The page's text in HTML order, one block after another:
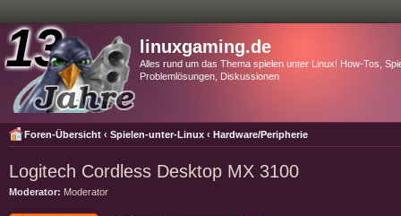
linuxgaming.de
Alles rund um das Thema spielen unter Linux! How-Tos,
Problemlösungen, Diskussionen
Foren-Übersicht ‹ Spielen-unter-Linux ‹ Hardware/Peripherie
Logitech Cordless Desktop MX 3100
Moderator: Moderator